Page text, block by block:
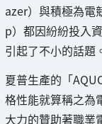
azer）與積極為電
p）都因紛紛投入
引起了不小的話題
夏普生產的「
格性能就算稱之為
大力的贊助著職業